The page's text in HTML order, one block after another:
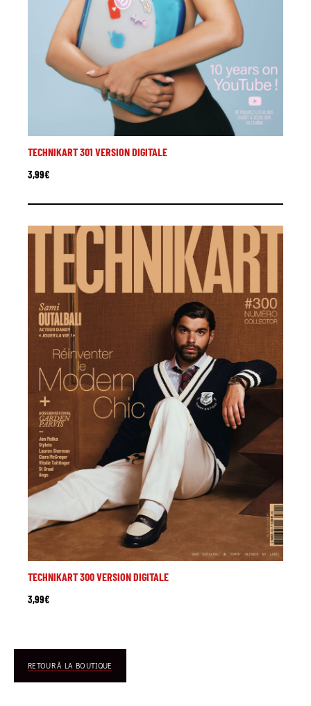
TECHNIKART 301 VERSION DIGITALE
3,99€
TECHNIKART 300 VERSION DIGITALE
3,99€
RETOUR À LA BOUTIQUE